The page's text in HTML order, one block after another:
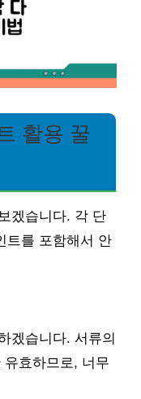
활용 꿀
겠습니다. 각 단
트를 포함해서 안
겠습니다. 서류의
효하므로, 너무